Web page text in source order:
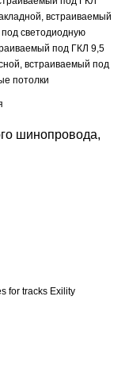
встраиваемый
светодиодную
под ГКЛ 9,5
встраиваемый под
потолки
шинопровода,
for tracks Exility